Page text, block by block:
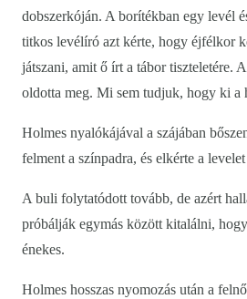
dobszerkóján. A borítékban egy levél
titkos levélíró azt kérte, hogy éjfélkor
játszani, amit ő írt a tábor tiszteletére.
oldotta meg. Mi sem tudjuk, hogy ki a
Holmes nyalókájával a szájában
felment a színpadra, és elkérte a
A buli folytatódott tovább, de azért
próbálják egymás között kitalálni,
énekes.
Holmes hosszas nyomozás után a